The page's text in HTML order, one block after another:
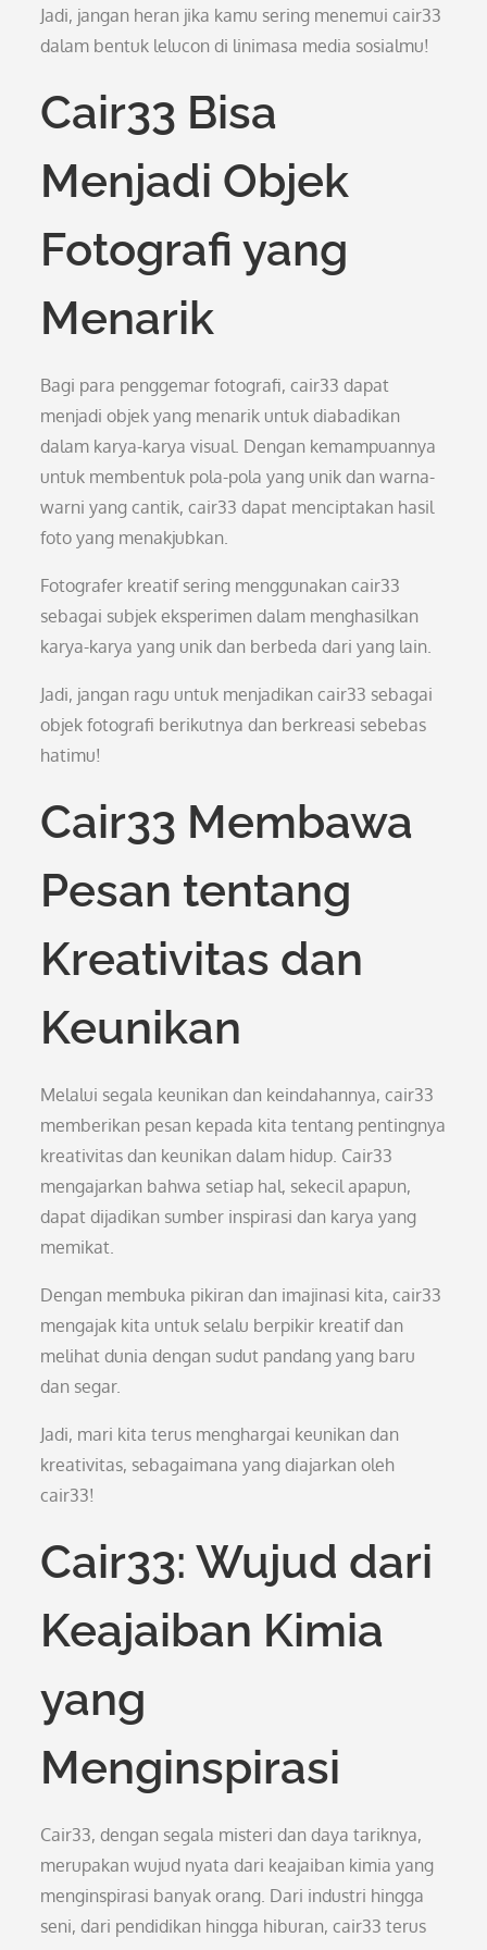
Jadi, jangan heran jika kamu sering menemui cair33
dalam bentuk lelucon di linimasa media sosialmu!
Cair33 Bisa
Menjadi Objek
Fotografi yang
Menarik
Bagi para penggemar fotografi, cair33 dapat
menjadi objek yang menarik untuk diabadikan
dalam karya-karya visual. Dengan kemampuannya
untuk membentuk pola-pola yang unik dan warna-
warni yang cantik, cair33 dapat menciptakan hasil
foto yang menakjubkan.
Fotografer kreatif sering menggunakan cair33
sebagai subjek eksperimen dalam menghasilkan
karya-karya yang unik dan berbeda dari yang lain.
Jadi, jangan ragu untuk menjadikan cair33 sebagai
objek fotografi berikutnya dan berkreasi sebebas
hatimu!
Cair33 Membawa
Pesan tentang
Kreativitas dan
Keunikan
Melalui segala keunikan dan keindahannya, cair33
memberikan pesan kepada kita tentang pentingnya
kreativitas dan keunikan dalam hidup. Cair33
mengajarkan bahwa setiap hal, sekecil apapun,
dapat dijadikan sumber inspirasi dan karya yang
memikat.
Dengan membuka pikiran dan imajinasi kita, cair33
mengajak kita untuk selalu berpikir kreatif dan
melihat dunia dengan sudut pandang yang baru
dan segar.
Jadi, mari kita terus menghargai keunikan dan
kreativitas, sebagaimana yang diajarkan oleh
cair33!
Cair33: Wujud dari
Keajaiban Kimia
yang
Menginspirasi
Cair33, dengan segala misteri dan daya tariknya,
merupakan wujud nyata dari keajaiban kimia yang
menginspirasi banyak orang. Dari industri hingga
seni, dari pendidikan hingga hiburan, cair33 terus